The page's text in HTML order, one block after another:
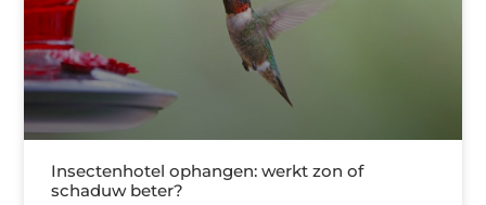
Insectenhotel ophangen: werkt zon of
schaduw beter?